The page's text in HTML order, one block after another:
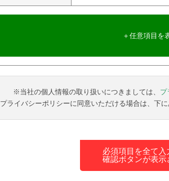
＋任意項目を
※当社の個人情報の取り扱いにつきましては、 プ
プライバシーポリシーに同意いただける場合は、下
必須項目を全て入
確認ボタンが表示